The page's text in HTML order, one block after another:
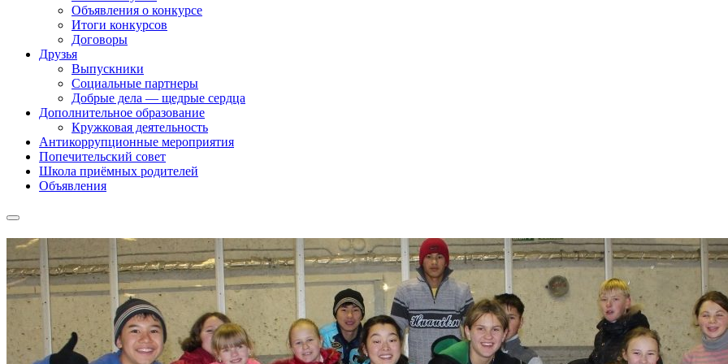
Объявления о конкурсе
Итоги конкурсов
Договоры
Друзья
Выпускники
Социальные партнеры
Добрые дела — щедрые сердца
Дополнительное образование
Кружковая деятельность
Антикоррупционные мероприятия
Попечительский совет
Школа приёмных родителей
Объявления